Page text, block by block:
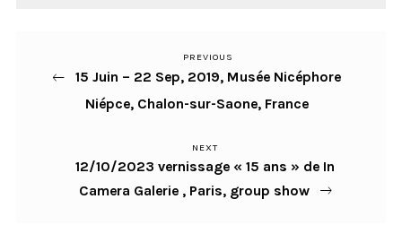
Navigation
Previous
Post
PREVIOUS
15 Juin – 22 Sep, 2019, Musée Nicéphore
Niépce, Chalon-sur-Saone, France
Next
Post
NEXT
12/10/2023 vernissage « 15 ans » de In
Camera Galerie , Paris, group show